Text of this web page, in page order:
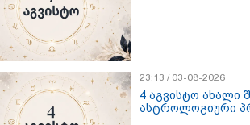
კარგი/ცუდი
ემიგრანტებისთვის 2026
წელს
2026 წლის
გაყიდვადი
ავტომობილები -
Focus2Move-ის
23:13 / 03-08-2026
4 აგვისტო ახალი
ასტროლოგიური